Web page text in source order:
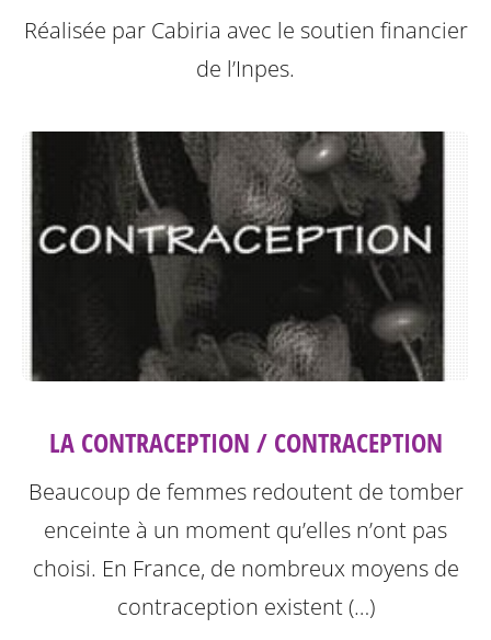
Réalisée par Cabiria avec le soutien financier
de l’Inpes.
LA CONTRACEPTION / CONTRACEPTION
Beaucoup de femmes redoutent de tomber
enceinte à un moment qu’elles n’ont pas
choisi. En France, de nombreux moyens de
contraception existent (…)